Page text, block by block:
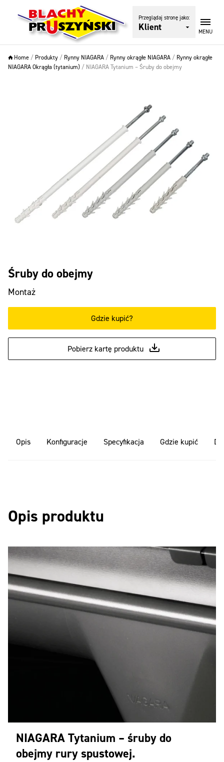
Przeglądaj stronę jako:
Klient MENU
Home / Produkty / Rynny NIAGARA / Rynny okrągłe NIAGARA / Rynny okrągłe
NIAGARA Okrągła (tytanium) / NIAGARA Tytanium – Śruby do obejmy
Śruby do obejmy
Montaż
Gdzie kupić?
Pobierz kartę produktu
Opis Konfiguracje Specyfikacja Gdzie kupić
Opis produktu
NIAGARA Tytanium – śruby do
obejmy rury spustowej.